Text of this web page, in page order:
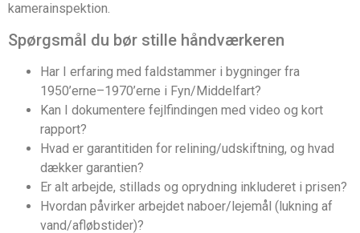
kamerainspektion.
Spørgsmål du bør stille håndværkeren
Har I erfaring med faldstammer i bygninger fra
1950’erne–1970’erne i Fyn/Middelfart?
Kan I dokumentere fejlfindingen med video og kort
rapport?
Hvad er garantitiden for relining/udskiftning, og hvad
dækker garantien?
Er alt arbejde, stillads og oprydning inkluderet i prisen?
Hvordan påvirker arbejdet naboer/lejemål (lukning af
vand/afløbstider)?